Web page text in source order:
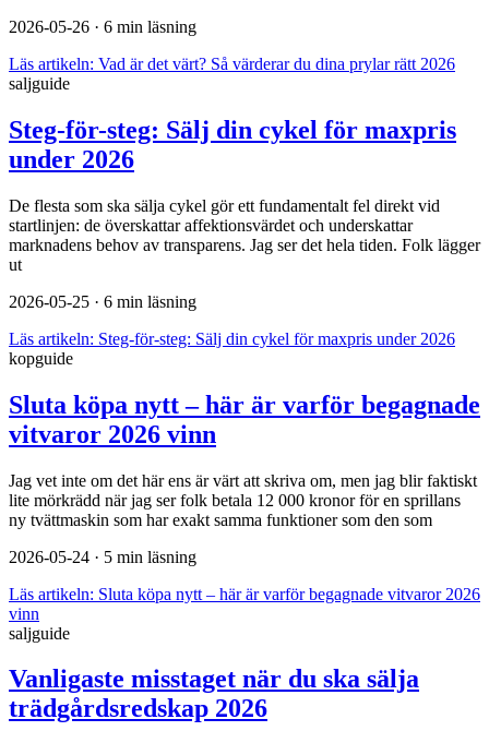
2026-05-26 · 6 min läsning
Läs artikeln: Vad är det värt? Så värderar du dina prylar rätt 2026
saljguide
Steg-för-steg: Sälj din cykel för maxpris
under 2026
De flesta som ska sälja cykel gör ett fundamentalt fel direkt vid
startlinjen: de överskattar affektionsvärdet och underskattar
marknadens behov av transparens. Jag ser det hela tiden. Folk lägger
ut
2026-05-25 · 6 min läsning
Läs artikeln: Steg-för-steg: Sälj din cykel för maxpris under 2026
kopguide
Sluta köpa nytt – här är varför begagnade
vitvaror 2026 vinn
Jag vet inte om det här ens är värt att skriva om, men jag blir faktiskt
lite mörkrädd när jag ser folk betala 12 000 kronor för en sprillans
ny tvättmaskin som har exakt samma funktioner som den som
2026-05-24 · 5 min läsning
Läs artikeln: Sluta köpa nytt – här är varför begagnade vitvaror 2026
vinn
saljguide
Vanligaste misstaget när du ska sälja
trädgårdsredskap 2026